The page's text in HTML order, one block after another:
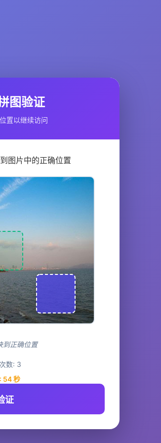
图验证
置以继续访问
图片中的正确位置
到正确位置
数: 3
54秒
证